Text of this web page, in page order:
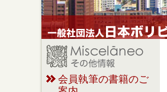
会員執筆の書籍のご